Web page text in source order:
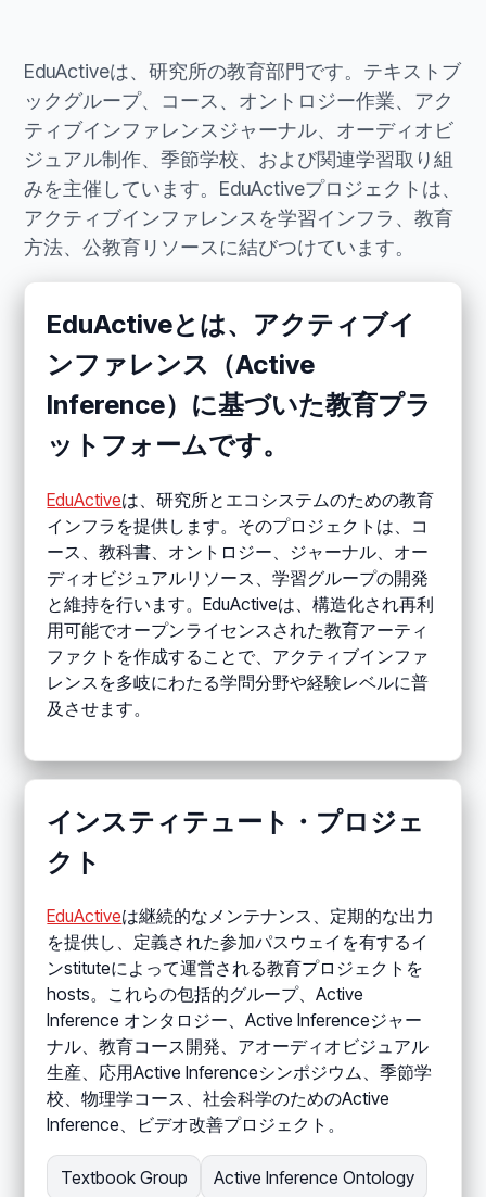
EduActiveは、研究所の教育部門です。テキストブ
ックグループ、コース、オントロジー作業、アク
ティブインファレンスジャーナル、オーディオビ
ジュアル制作、季節学校、および関連学習取り組
みを主催しています。EduActiveプロジェクトは、
アクティブインファレンスを学習インフラ、教育
方法、公教育リソースに結びつけています。
EduActiveとは、アクティブイ
ンファレンス（Active
Inference）に基づいた教育プラ
ットフォームです。
EduActiveは、研究所とエコシステムのための教育
インフラを提供します。そのプロジェクトは、コ
ース、教科書、オントロジー、ジャーナル、オー
ディオビジュアルリソース、学習グループの開発
と維持を行います。EduActiveは、構造化され再利
用可能でオープンライセンスされた教育アーティ
ファクトを作成することで、アクティブインファ
レンスを多岐にわたる学問分野や経験レベルに普
及させます。
インスティテュート・プロジェ
クト
EduActiveは継続的なメンテナンス、定期的な出力
を提供し、定義された参加パスウェイを有するイ
ンstituteによって運営される教育プロジェクトを
hosts。これらの包括的グループ、Active
Inference オンタロジー、Active Inferenceジャー
ナル、教育コース開発、アオーディオビジュアル
生産、応用Active Inferenceシンポジウム、季節学
校、物理学コース、社会科学のためのActive
Inference、ビデオ改善プロジェクト。
Textbook Group Active Inference Ontology